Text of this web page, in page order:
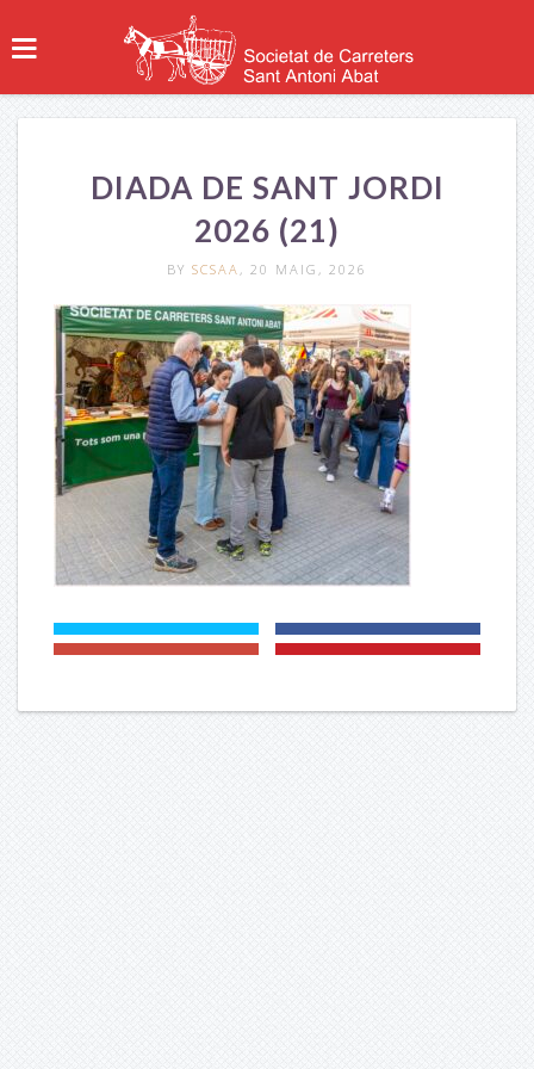
DIADA DE SANT JORDI
2026 (21)
BY SCSAA , 20 MAIG, 2026